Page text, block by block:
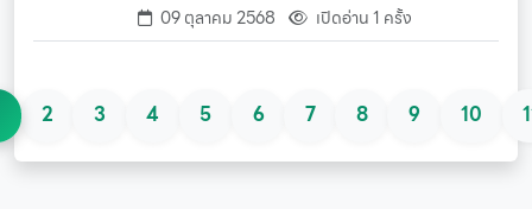
09 ตุลาคม 2568 เปิดอ่าน 1 ครั้ง
2 3 4 5 6 7 8 9 10